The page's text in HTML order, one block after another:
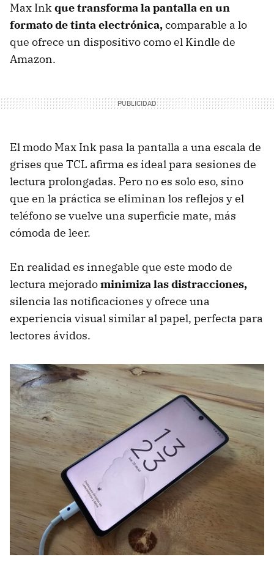
Max Inkque transforma la pantalla en un
formato de tinta electrónica,comparable a lo
que ofrece un dispositivo como el Kindle de
Amazon.
El modo Max Ink pasa la pantalla a una escala de
grises que TCL afirma es ideal para sesiones de
lectura prolongadas. Pero no es solo eso, sino
que en la práctica se eliminan los reflejos y el
teléfono se vuelve una superficie mate, más
cómoda de leer.
En realidad es innegable que este modo de
lectura mejoradominimiza las distracciones,
silencia las notificaciones y ofrece una
experiencia visual similar al papel, perfecta para
lectores ávidos.